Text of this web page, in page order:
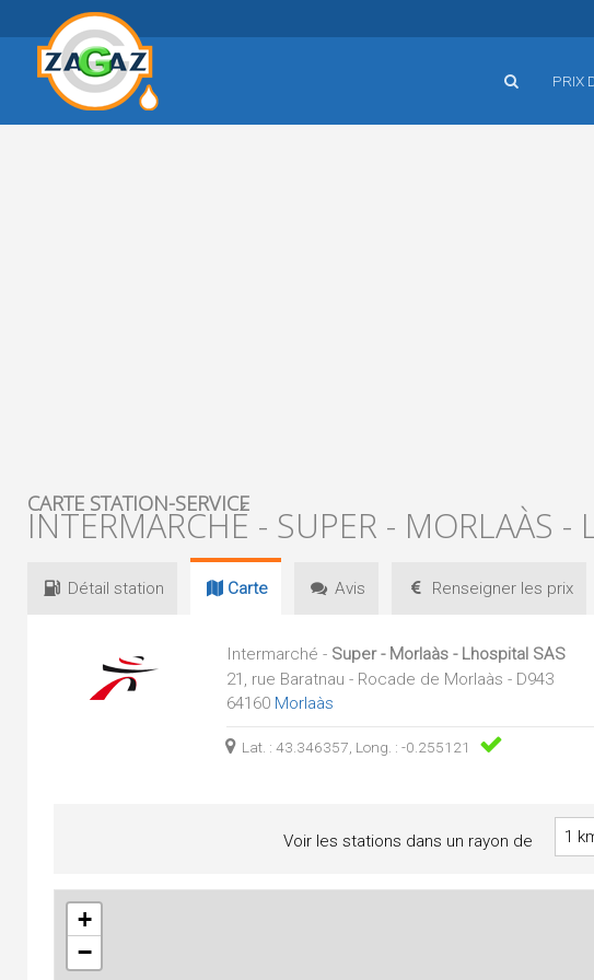
PRIX
CARTE STATION-SERVICE
INTERMARCHÉ - SUPER - MORLAÀS -
Détail station Carte Avis Renseigner les prix
Intermarché - Super - Morlaàs - Lhospital SAS
21, rue Baratnau - Rocade de Morlaàs - D943
64160 Morlaàs
Lat. : 43.346357, Long. : -0.255121
Voir les stations dans un rayon de
+
−